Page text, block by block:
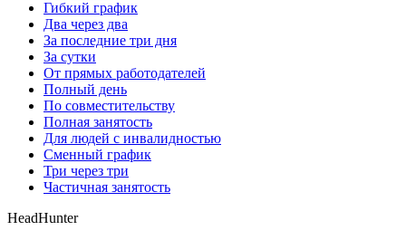
Гибкий график
Два через два
За последние три дня
За сутки
От прямых работодателей
Полный день
По совместительству
Полная занятость
Для людей с инвалидностью
Сменный график
Три через три
Частичная занятость
HeadHunter